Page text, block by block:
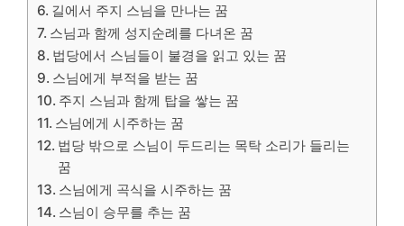
길에서 주지 스님을 만나는 꿈
스님과 함께 성지순례를 다녀온 꿈
법당에서 스님들이 불경을 읽고 있는 꿈
스님에게 부적을 받는 꿈
주지 스님과 함께 탑을 쌓는 꿈
스님에게 시주하는 꿈
법당 밖으로 스님이 두드리는 목탁 소리가 들리는
꿈
스님에게 곡식을 시주하는 꿈
스님이 승무를 추는 꿈